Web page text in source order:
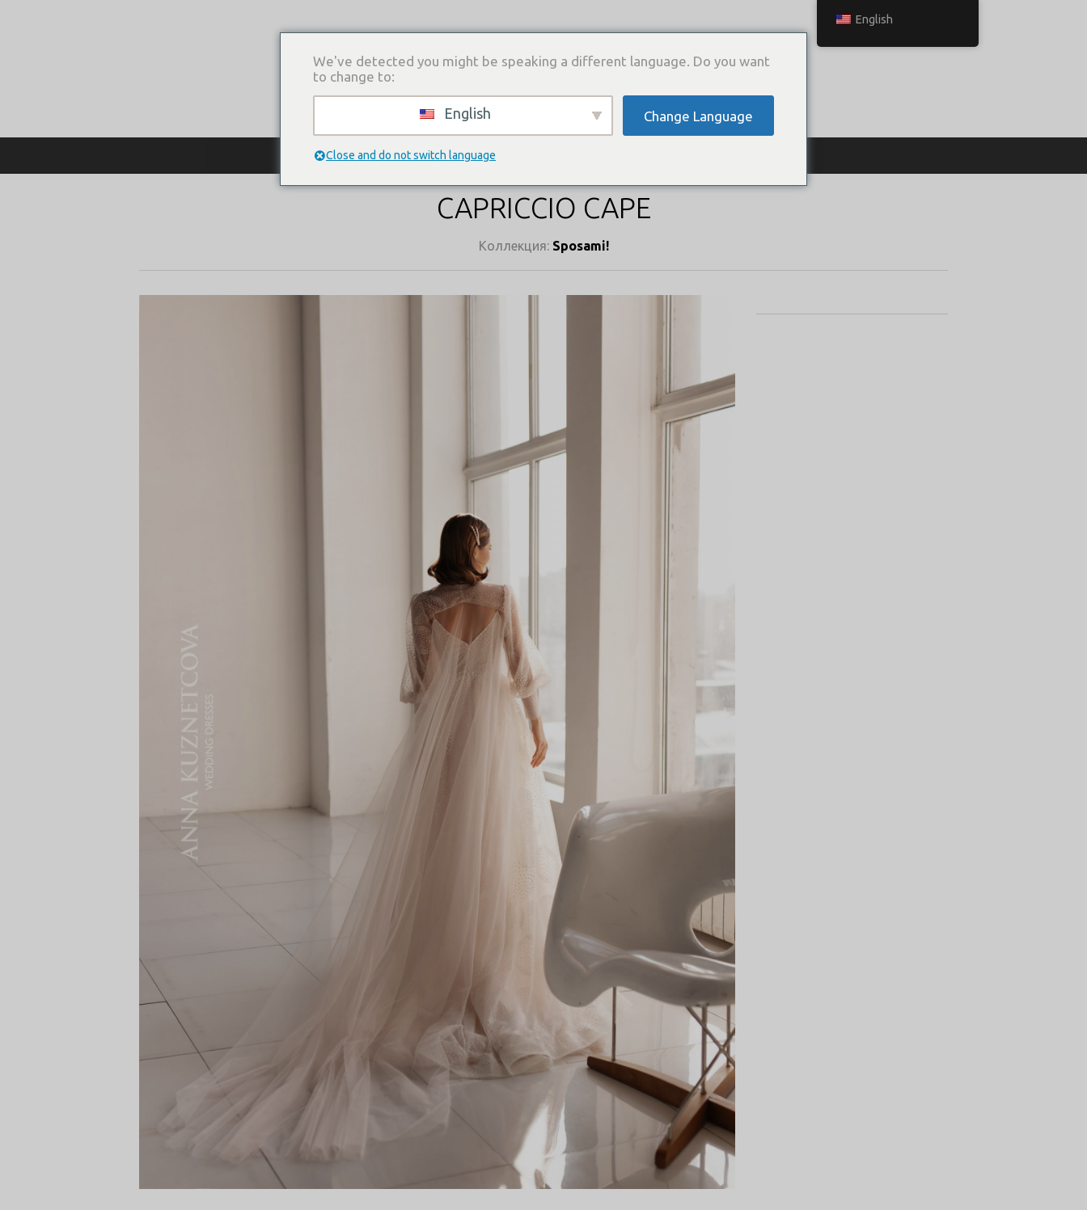
КАТАЛОГ ПЛАТЬЕВ ГДЕ КУПИТЬ СВЯЗАТЬСЯ С НАМИ
КАТАЛОГ ПЛАТЬЕВ
CAPRICCIO CAPE
Коллекция: Sposami!
English
We've detected you might be speaking a different language. Do you want
to change to:
English Change Language
Close and do not switch language